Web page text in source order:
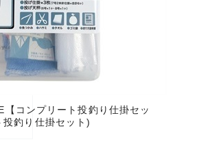
コンプリート投釣り仕掛セッ
投釣り仕掛セット)